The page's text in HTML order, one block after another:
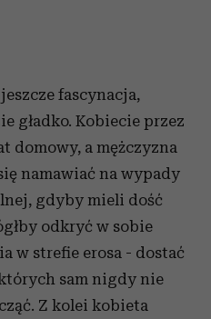
fascynacja,
gładko. Kobiecie przez
domowy, a mężczyzna
namawiać na wypady
gdyby mieli dość
odkryć w sobie
w strefie erosa - dostać
sam nigdy nie
Z kolei kobieta